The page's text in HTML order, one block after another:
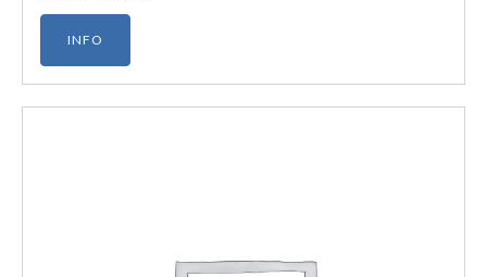
INFO